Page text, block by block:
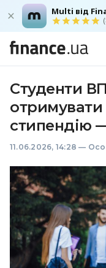
Multi від
Студенти
отримувати
стипендію
11.06.2026, 14:28 —